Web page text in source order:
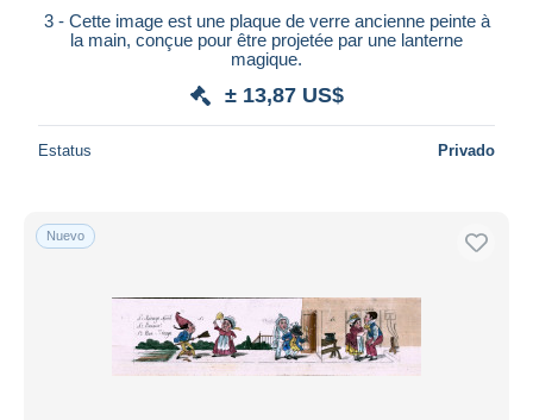
3 - Cette image est une plaque de verre ancienne peinte à
la main, conçue pour être projetée par une lanterne
magique.
± 13,87 US$
Estatus Privado
Nuevo